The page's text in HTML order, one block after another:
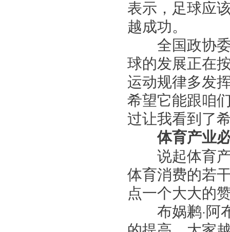
表示，足球应
越成功。
全国政协委
球的发展正在
运动规律多发
希望它能跟咱
过让我看到了
体育产业必
说起体育产
体育消费的若
点一个大大的
布娲鹣·阿